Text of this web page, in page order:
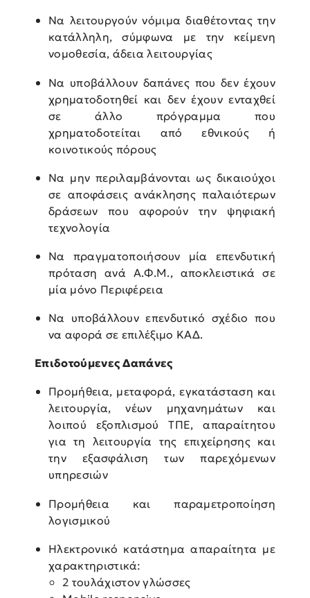
Να λειτουργούν νόμιμα διαθέτοντας την
κατάλληλη, σύμφωνα με την κείμενη
νομοθεσία, άδεια λειτουργίας
Να υποβάλλουν δαπάνες που δεν έχουν
χρηματοδοτηθεί και δεν έχουν ενταχθεί
σε άλλο πρόγραμμα που
χρηματοδοτείται από εθνικούς ή
κοινοτικούς πόρους
Να μην περιλαμβάνονται ως δικαιούχοι
σε αποφάσεις ανάκλησης παλαιότερων
δράσεων που αφορούν την ψηφιακή
τεχνολογία
Να πραγματοποιήσουν μία επενδυτική
πρόταση ανά Α.Φ.Μ., αποκλειστικά σε
μία μόνο Περιφέρεια
Να υποβάλλουν επενδυτικό σχέδιο που
να αφορά σε επιλέξιμο ΚΑΔ.
Επιδοτούμενες Δαπάνες
Προμήθεια, μεταφορά, εγκατάσταση και
λειτουργία, νέων μηχανημάτων και
λοιπού εξοπλισμού ΤΠΕ, απαραίτητου
για τη λειτουργία της επιχείρησης και
την εξασφάλιση των παρεχόμενων
υπηρεσιών
Προμήθεια και παραμετροποίηση
λογισμικού
Ηλεκτρονικό κατάστημα απαραίτητα με
χαρακτηριστικά:
2 τουλάχιστον γλώσσες